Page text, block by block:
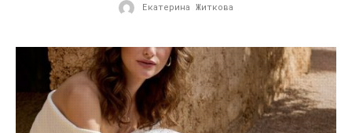
Екатерина Житкова